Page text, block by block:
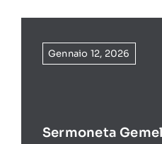
Gennaio 12, 2026
Sermoneta